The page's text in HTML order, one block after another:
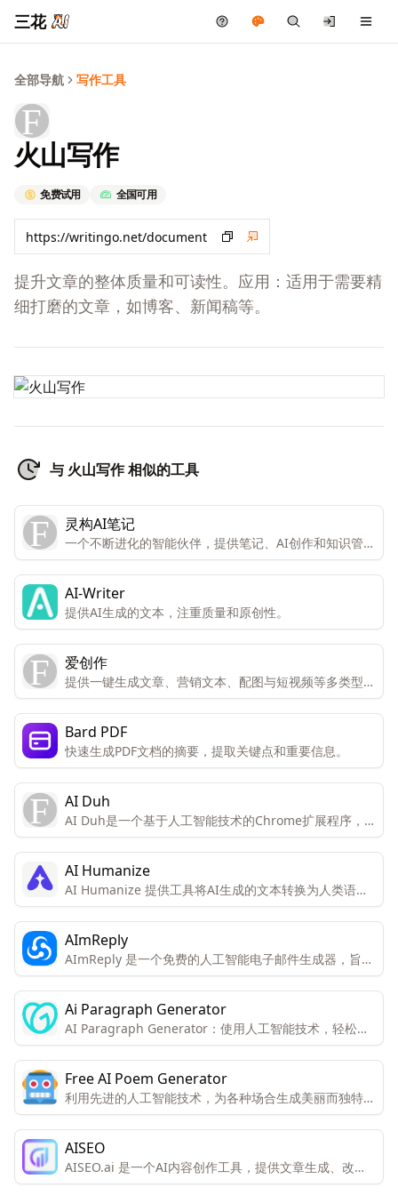
三花
全部导航 写作工具
火山写作
免费试用 全国可用
提升文章的整体质量和可读性。应用：适用于需要精
细打磨的文章，如博客、新闻稿等。
与 火山写作 相似的工具
灵构AI笔记
一个不断进化的智能伙伴，提供笔记、AI创作和知识管理
的团队协作平台。
AI-Writer
提供AI生成的文本，注重质量和原创性。
爱创作
提供一键生成文章、营销文本、配图与短视频等多类型内
容的服务。
Bard PDF
快速生成PDF文档的摘要，提取关键点和重要信息。
AI Duh
AI Duh是一个基于人工智能技术的Chrome扩展程序，
旨在提高写作效率。它能够快速生成符合语法规范的回
复，显著缩短用户的写作时间。
AI Humanize
AI Humanize 提供工具将AI生成的文本转换为人类语
境，以确保文本100%原创且无法被AI检测器发现。
AImReply
AImReply 是一个免费的人工智能电子邮件生成器，旨在
提高电子邮件写作的效率和质量。
Ai Paragraph Generator
AI Paragraph Generator：使用人工智能技术，轻松生
成段落。包括高效的内容创建、多风格写作适应性、SEO
优化内容、节省时间的解决方案、定制选项和可靠的准确
性。
Free AI Poem Generator
利用先进的人工智能技术，为各种场合生成美丽而独特的
诗歌。用户只需输入一些关键词或主题，AI机器人会完成
诗歌创作。
AISEO
AISEO.ai 是一个AI内容创作工具，提供文章生成、改
写、可读性提升和SEO优化等功能。